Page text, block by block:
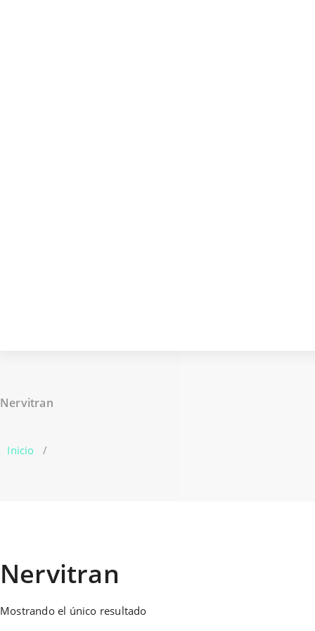
Nervitran
Inicio /
Nervitran
Mostrando el único resultado